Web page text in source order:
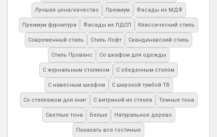
Лучшая цена/качество Премиум Фасады из МДФ
Премиум фурнитура Фасады из ЛДСП Классический стиль
Современный стиль Стиль Лофт Скандинавский стиль
Стиль Прованс Со шкафом для одежды
С журнальным столиком С обеденным столом
С навесным шкафом С широкой тумбой ТВ
Со стеллажом для книг С витриной из стекла Темные тона
Светлые тона Белые Натуральное дерево
Показать все гостиные